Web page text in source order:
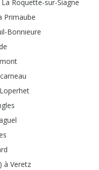
Roquette-sur-Siagne
Primaube
Bonnieure
à Veretz